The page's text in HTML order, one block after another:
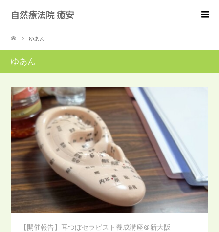
自然療法院 癒安
ゆあん
ゆあん
【開催報告】耳つぼセラピスト養成講座＠新大阪